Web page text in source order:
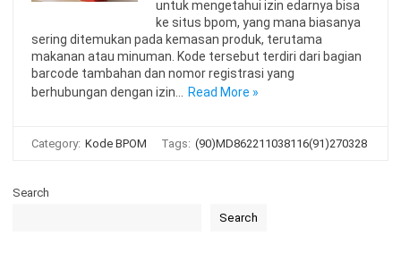
untuk mengetahui izin edarnya bisa
ke situs bpom, yang mana biasanya
sering ditemukan pada kemasan produk, terutama
makanan atau minuman. Kode tersebut terdiri dari bagian
barcode tambahan dan nomor registrasi yang
berhubungan dengan izin…
Read More »
Category: Kode BPOM Tags: (90)MD862211038116(91)270328
Search
Search